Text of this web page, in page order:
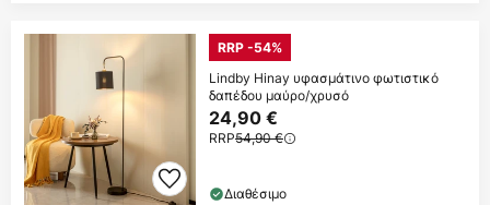
RRP -54%
Lindby Hinay υφασμάτινο φωτιστικό
δαπέδου μαύρο/χρυσό
24,90 €
RRP54,90 €
Διαθέσιμο